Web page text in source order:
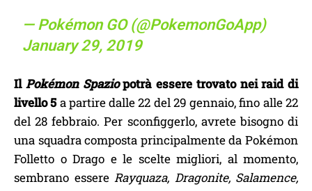
— Pokémon GO (@PokemonGoApp)
January 29, 2019
Il Pokémon Spaziopotrà essere trovato nei raid di
livello 5 a partire dalle 22 del 29 gennaio, fino alle 22
del 28 febbraio. Per sconfiggerlo, avrete bisogno di
una squadra composta principalmente da Pokémon
Folletto o Drago e le scelte migliori, al momento,
sembrano essere Rayquaza, Dragonite, Salamence,